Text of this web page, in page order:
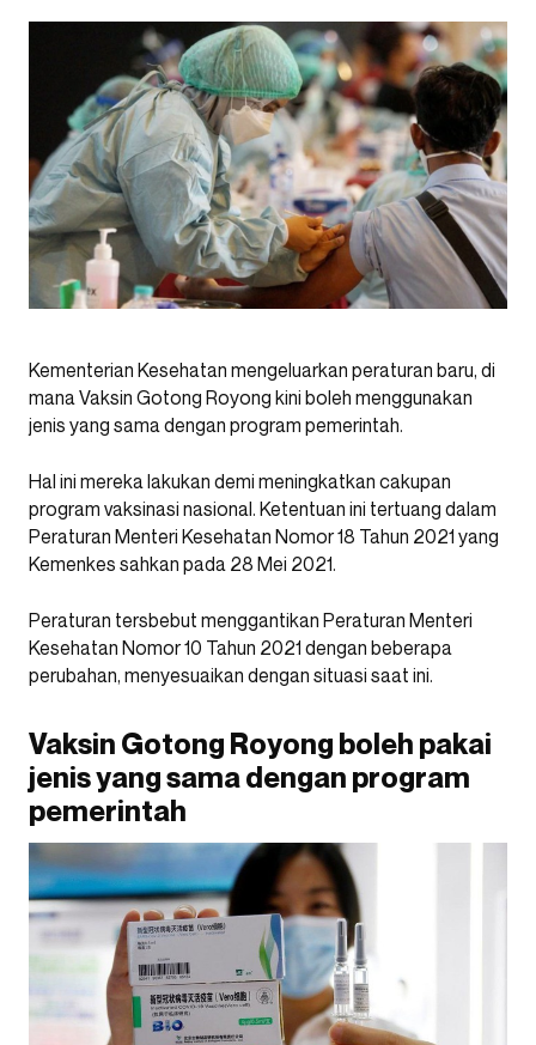
Kementerian Kesehatan mengeluarkan peraturan baru, di
mana Vaksin Gotong Royong kini boleh menggunakan
jenis yang sama dengan program pemerintah.
Hal ini mereka lakukan demi meningkatkan cakupan
program vaksinasi nasional. Ketentuan ini tertuang dalam
Peraturan Menteri Kesehatan Nomor 18 Tahun 2021 yang
Kemenkes sahkan pada 28 Mei 2021.
Peraturan tersbebut menggantikan Peraturan Menteri
Kesehatan Nomor 10 Tahun 2021 dengan beberapa
perubahan, menyesuaikan dengan situasi saat ini.
Vaksin Gotong Royong boleh pakai
jenis yang sama dengan program
pemerintah